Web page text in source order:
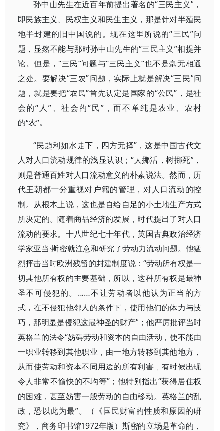
孙中山先生在近百年前提出著名的“三民主义”，
即民族主义、民权主义和民生主义，那是针对半殖民
地半封建的旧中国说的。现在这里所说的“三民”问
题，显然不能与那时孙中山先生的“三民主义”相提并
论。但是，“三民”问题与“三民主义”也不是毫无相通
之处。要解决“三农”问题，实际上就是解决“三民”问
题，就是要把“农民”首先认定是国家的“公民”，是社
会的“人”、社会的“民”，而不单纯是农业、农村
的“农”。
“民趋利如水走下，四方无择”，这是中国古代文
人对人口流动规律的浅显认识；“人挪活，树挪死”，
则是普通百姓对人口流动意义的朴素说法。然而，历
代王朝都十分重视对户籍的管理，对人口流动的控
制。从根本上说，这也是自给自足的小土地生产方式
所决定的。随着商品经济的发展，时代提出了对人口
流动的要求。十八世纪七十年代，英国古典政治经济
学家亚当·斯密就注意和研究了劳动力流动问题。他猛
烈抨击当时欧洲残留的封建制度说：“劳动所有权是一
切其他所有权的主要基础，所以，这种所有权是最神
圣不可侵犯的。……不让劳动者以他认为正当的方
式，在不侵犯他邻人的条件下，使用他们的体力与技
巧，那明显是侵犯这最神圣的财产”；他严厉批评当时
英格兰的法令“妨碍劳动和资本的自由活动，使不能由
一职业转移到其他职业，由一地方转移到其他地方，
从而使劳动和资本不同用途的所有利害，有时候出现
令人非常不愉快的不均等”；他特别指出“获得居住权
的困难，甚至妨害一般劳动的自由移动。英格兰的乱
政，恐以此为最”。（《国民财富的性质和原因的研
究》，商务印书馆1972年版）斯密的立场是革命的，